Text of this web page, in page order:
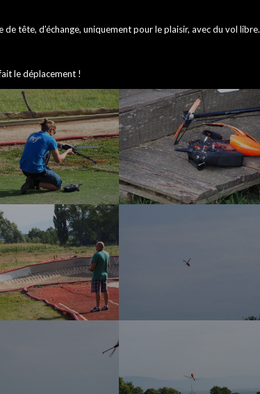
tête, d’échange, uniquement pour le plaisir, avec du vol libre.
le déplacement !